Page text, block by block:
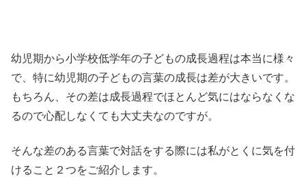
幼児期から小学校低学年の子どもの成長過程は本当に様々
で、特に幼児期の子どもの言葉の成長は差が大きいです。
もちろん、その差は成長過程でほとんど気にはならなくな
るので心配しなくても大丈夫なのですが。
そんな差のある言葉で対話をする際には私がとくに気を付
けること２つをご紹介します。